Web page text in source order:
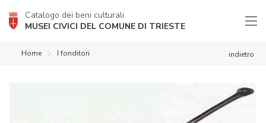
Catalogo dei beni culturali
MUSEI CIVICI DEL COMUNE DI TRIESTE
indietro
Home I fonditori